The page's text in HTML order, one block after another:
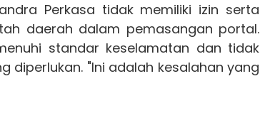
Perkasa tidak memiliki izin serta
daerah dalam pemasangan portal.
standar keselamatan dan tidak
diperlukan. "Ini adalah kesalahan yang